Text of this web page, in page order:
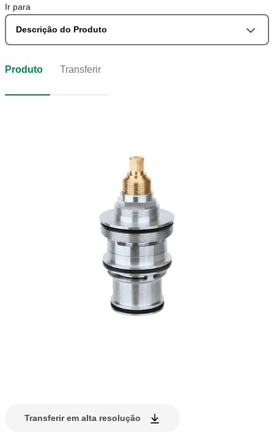
Ir para
Descrição do Produto
Produto Transferir
Transferir em alta resolução